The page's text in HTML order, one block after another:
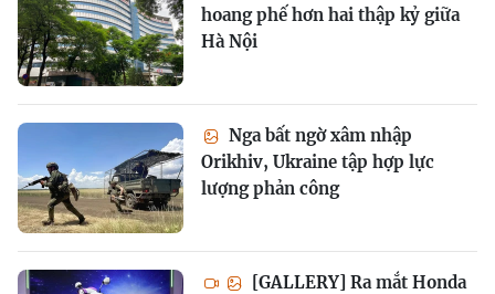
hoang phế hơn hai thập kỷ giữa
Hà Nội
Nga bất ngờ xâm nhập
Orikhiv, Ukraine tập hợp lực
lượng phản công
[GALLERY] Ra mắt Honda